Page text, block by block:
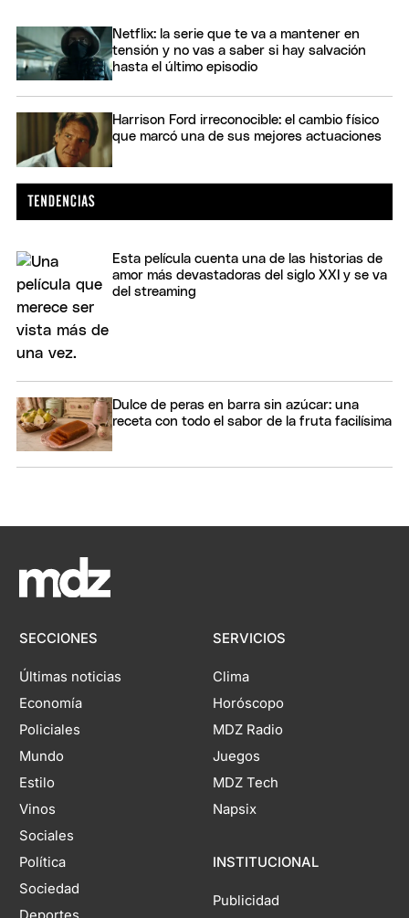
Netflix: la serie que te va a mantener en
tensión y no vas a saber si hay salvación
hasta el último episodio
Harrison Ford irreconocible: el cambio físico
que marcó una de sus mejores actuaciones
Esta película cuenta una de las historias de
amor más devastadoras del siglo XXI y se va
del streaming
Dulce de peras en barra sin azúcar: una
receta con todo el sabor de la fruta facilísima
SECCIONES
Últimas noticias
Economía
Policiales
Mundo
Estilo
Vinos
Sociales
Política
Sociedad
SERVICIOS
Clima
Horóscopo
MDZ Radio
Juegos
MDZ Tech
Napsix
INSTITUCIONAL
Publicidad